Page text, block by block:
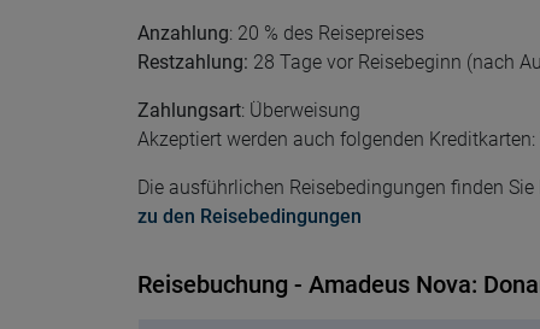
Anzahlung: 20 % des Reisepreises
Restzahlung: 28 Tage vor Reisebeginn (nach
Zahlungsart: Überweisung
Akzeptiert werden auch folgenden
Die ausführlichen Reisebedingungen finden Sie
zu den Reisebedingungen
Reisebuchung - Amadeus Nova: